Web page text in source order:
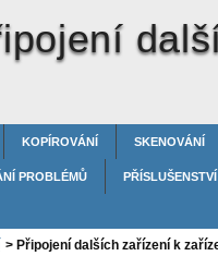
KOPÍROVÁNÍ SKENOVÁNÍ
PROBLÉMŮ
> Připojení dalších zařízení k